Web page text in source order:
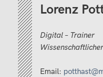
Lorenz
Digital – Trainer
Email: